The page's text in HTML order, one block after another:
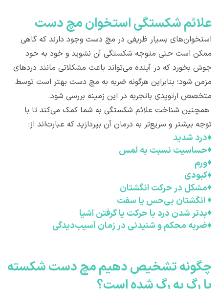
علائم شکستگی استخوان مچ دست
استخوان‌های بسیار ظریفی در مچ دست وجود دارند که گاهی
ممکن است حتی متوجه شکستگی آن نشوید و خود به ‌خود
جوش بخورد که در آینده می‌تواند باعث مشکلاتی مانند دردهای
مزمن شود؛ بنابراین هرگونه ضربه به مچ دست بهتر است توسط
متخصص ارتوپدی باتجربه در این زمینه بررسی شود.
همچنین شناخت علائم شکستگی به شما کمک می‌کند تا با
توجه بیشتر و سریع‌تر به درمان آن بپردازید که عبارت‌اند از:
♦درد شدید
♦حساسیت نسبت به لمس
♦ورم
♦کبودی
♦مشکل در حرکت انگشتان
♦انگشتان بی‌حس یا سفت
♦بدتر شدن درد با حرکت یا گرفتن اشیا
♦ضربه محکم و شنیدنی در زمان آسیب‌دیدگی
چگونه تشخيص دهيم مچ دست شکسته
يا رگ به رگ شده است؟